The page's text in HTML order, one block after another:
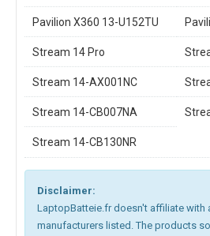
Pavilion X360 13-U152TU
Stream 14 Pro
Stream 14-AX001NC
Stream 14-CB007NA
Stream 14-CB130NR
Disclaimer:
LaptopBatteie.fr doesn't affiliate with
manufacturers listed. The products